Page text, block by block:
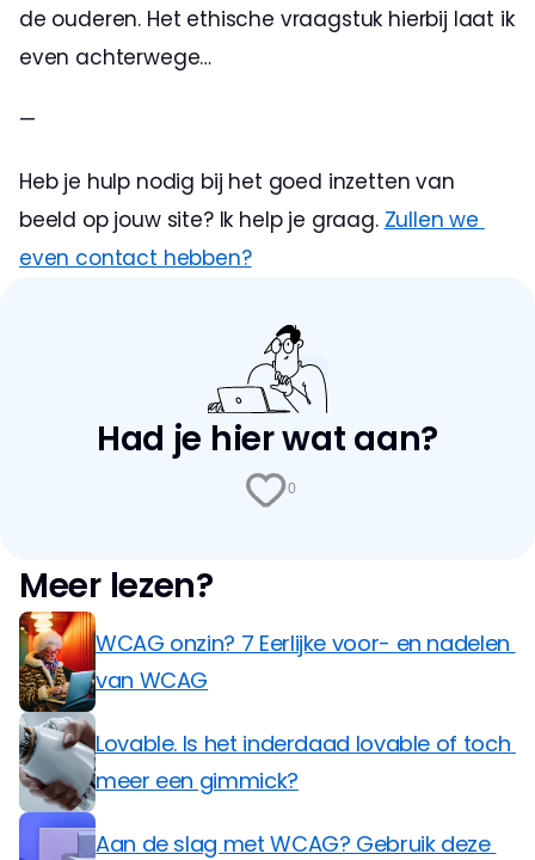
de ouderen. Het ethische vraagstuk hierbij laat ik
even achterwege…
—
Heb je hulp nodig bij het goed inzetten van
beeld op jouw site? Ik help je graag. Zullen we
even contact hebben?
Had je hier wat aan?
0
Meer lezen?
WCAG onzin? 7 Eerlijke voor- en nadelen
van WCAG
Lovable. Is het inderdaad lovable of toch
meer een gimmick?
Aan de slag met WCAG? Gebruik deze